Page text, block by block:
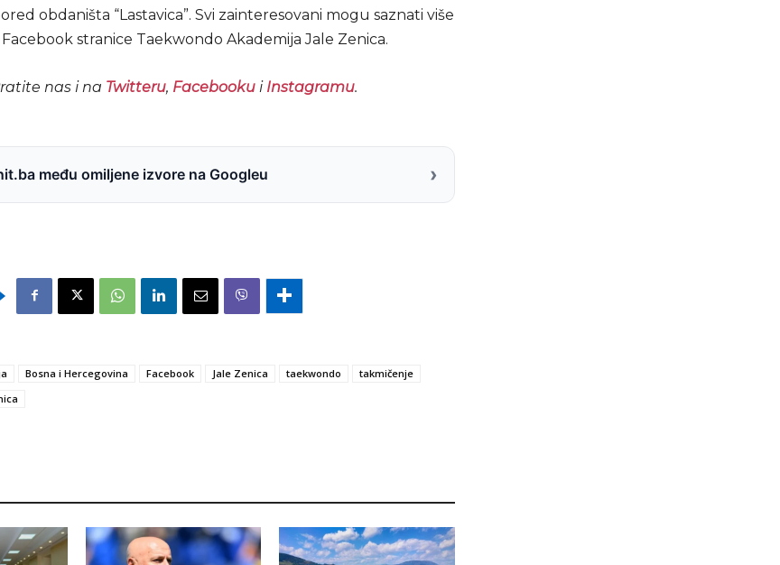
obdaništa “Lastavica”. Svi zainteresovani mogu saznati više
stranice Taekwondo Akademija Jale Zenica.
nas i na Twitteru, Facebookui Instagramu.
među omiljene izvore na Googleu ›
Bosna i Hercegovina Facebook Jale Zenica taekwondo
takmičenje